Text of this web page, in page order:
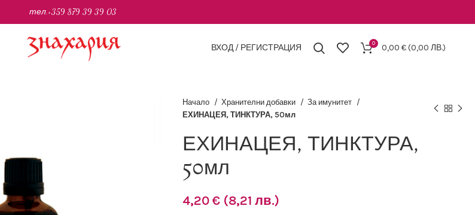
ВХОД / РЕГИСТРАЦИЯ 0 0,00€(0,00 ЛВ.)
Начало Хранителни добавки
За имунитет
ЕХИНАЦЕЯ, ТИНКТУРА, 50мл
ЕХИНАЦЕЯ, ТИНКТУРА,
50мл
4,20 € (8,21 лв.)
тел.+359 879 39 39 03